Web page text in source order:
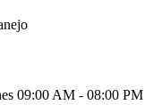
09:00 AM - 08:00 PM